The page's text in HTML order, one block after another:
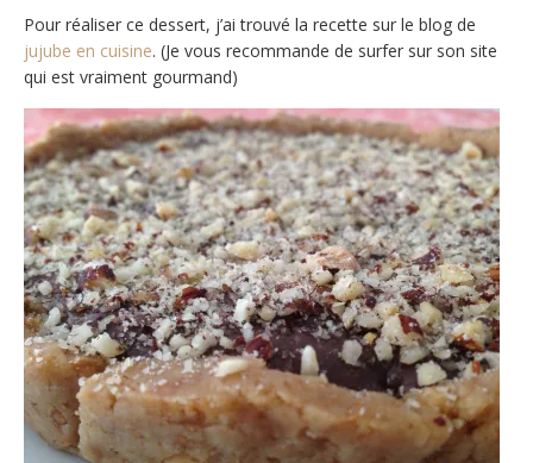
Pour réaliser ce dessert, j’ai trouvé la recette sur le blog de
jujube en cuisine. (Je vous recommande de surfer sur son site
qui est vraiment gourmand)